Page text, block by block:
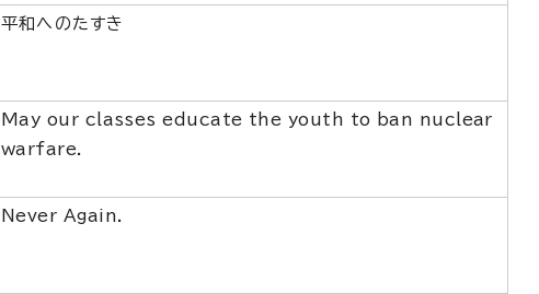
平和へのたすき
May our classes educate the youth to ban nuclear
warfare.
Never Again.